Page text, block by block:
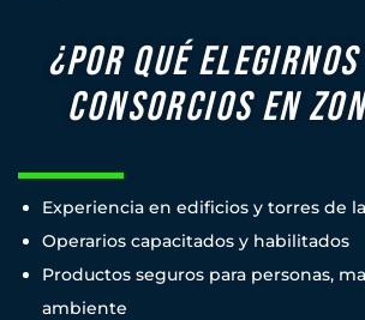
¿POR QUÉ
CONSORCIOS EN
Experiencia en edificios y torres de
Operarios capacitados y habilitados
Productos seguros para personas,
ambiente